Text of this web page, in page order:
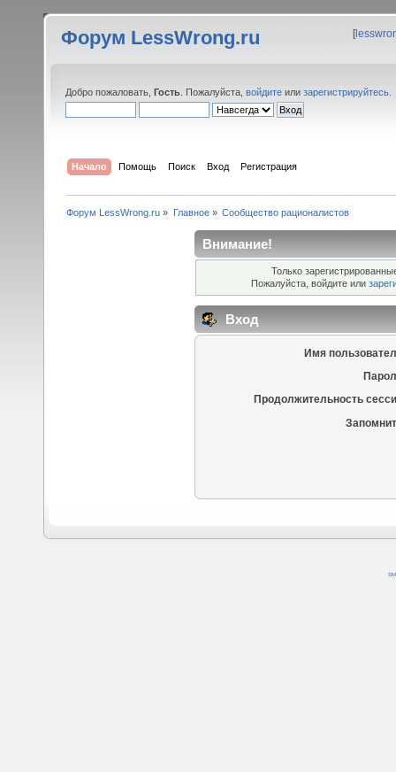
Форум LessWrong.ru [
Добро пожаловать, Гость . Пожалуйста, войдите или зарегистрируйтесь
Начало Помощь Поиск Вход Регистрация
Форум LessWrong.ru » Главное» Сообщество рационалистов
Внимание!
Только
Пожалуйста, войдите или
Вход
Имя
Продолжительность